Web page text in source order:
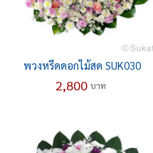
พวงหรีดดอกไม้สด SUK030
2,800 บาท